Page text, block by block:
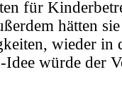
für
hätten
wieder in
Idee würde der